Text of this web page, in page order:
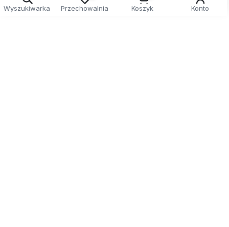
Wyszukiwarka Przechowalnia Koszyk Konto